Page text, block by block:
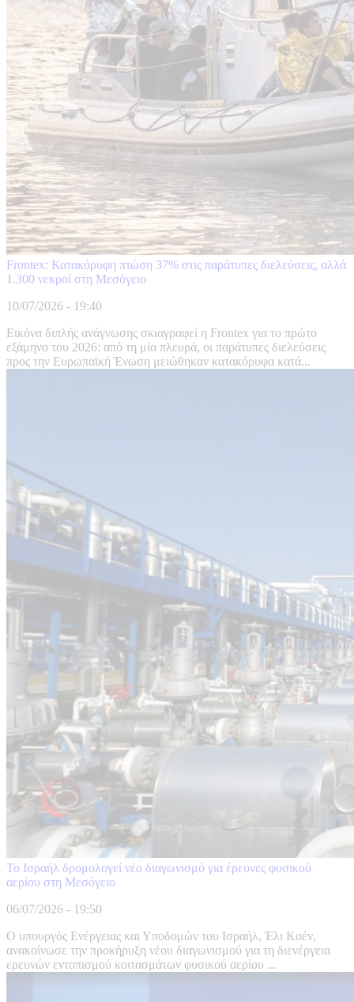
Frontex: Κατακόρυφη πτώση 37% στις παράτυπες διελεύσεις, αλλά
1.300 νεκροί στη Μεσόγειο
10/07/2026 - 19:40
Εικόνα διπλής ανάγνωσης σκιαγραφεί η Frontex για το πρώτο
εξάμηνο του 2026: από τη μία πλευρά, οι παράτυπες διελεύσεις
προς την Ευρωπαϊκή Ένωση μειώθηκαν κατακόρυφα κατά...
Το Ισραήλ δρομολογεί νέο διαγωνισμό για έρευνες φυσικού
αερίου στη Μεσόγειο
06/07/2026 - 19:50
Ο υπουργός Ενέργειας και Υποδομών του Ισραήλ, Έλι Κοέν,
ανακοίνωσε την προκήρυξη νέου διαγωνισμού για τη διενέργεια
ερευνών εντοπισμού κοιτασμάτων φυσικού αερίου ...